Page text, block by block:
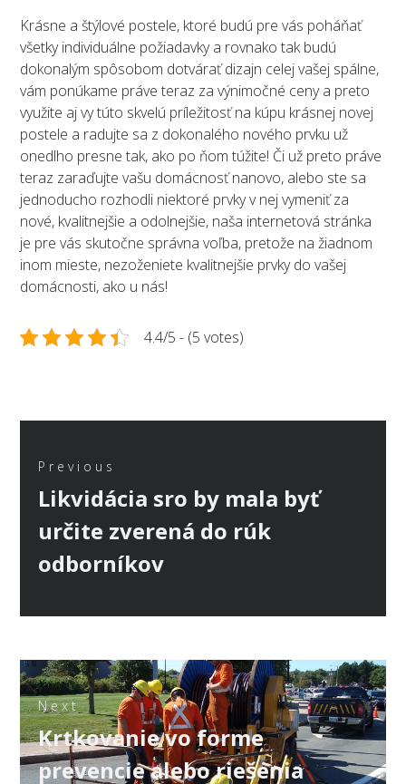
Krásne a štýlové postele, ktoré budú pre vás poháňať
všetky individuálne požiadavky a rovnako tak budú
dokonalým spôsobom dotvárať dizajn celej vašej spálne,
vám ponúkame práve teraz za výnimočné ceny a preto
využite aj vy túto skvelú príležitosť na kúpu krásnej novej
postele a radujte sa z dokonalého nového prvku už
onedlho presne tak, ako po ňom túžite! Či už preto práve
teraz zaraďujte vašu domácnosť nanovo, alebo ste sa
jednoducho rozhodli niektoré prvky v nej vymeniť za
nové, kvalitnejšie a odolnejšie, naša internetová stránka
je pre vás skutočne správna voľba, pretože na žiadnom
inom mieste, nezoženiete kvalitnejšie prvky do vašej
domácnosti, ako u nás!
4.4/5 - (5 votes)
pro
příspěvek
Previous
Previous
Likvidácia sro by mala byť
určite zverená do rúk
odborníkov
Next
Next
post:
Krtkovanie vo forme
prevencie alebo riešenia